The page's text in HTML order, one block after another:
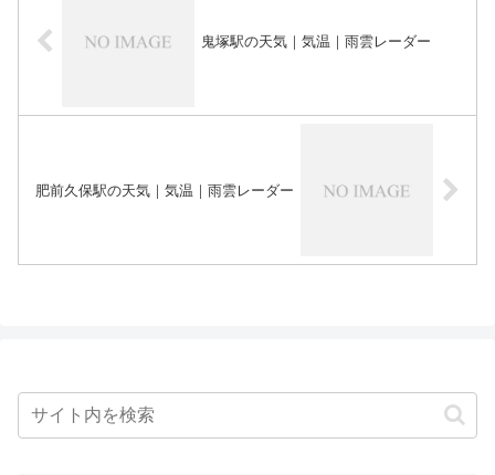
鬼塚駅の天気｜気温｜雨雲レーダー
肥前久保駅の天気｜気温｜雨雲レーダー